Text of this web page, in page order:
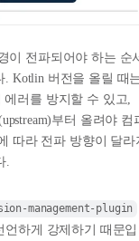
이 전파되어야 하는 순
. Kotlin 버전을 올릴 때
에러를 방지할 수 있고,
부터 올려야 컴
따라 전파 방향이 달라
.
management-plugin
하게 강제하기 때문입